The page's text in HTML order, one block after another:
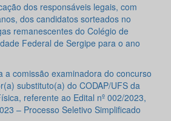
dos responsáveis legais, com
dos candidatos sorteados no
remanescentes do Colégio de
Federal de Sergipe para o ano
a comissão examinadora do concurso
substituto(a) do CODAP/UFS da
referente ao Edital nº 002/2023,
– Processo Seletivo Simplificado